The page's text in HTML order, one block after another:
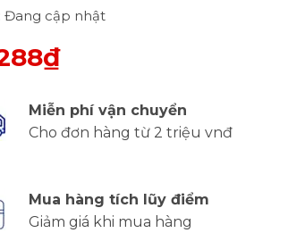
Đang cập nhật
Miễn phí vận chuyển
Cho đơn hàng từ 2 triệu vnđ
Mua hàng tích lũy điểm
Giảm giá khi mua hàng